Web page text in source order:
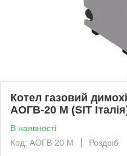
Котел газовий
АОГВ-20 М (SIT
В наявності
Код: АОГВ 20 М
Роздріб